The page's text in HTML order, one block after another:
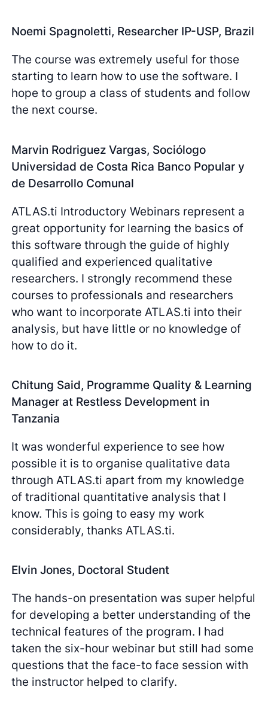
Noemi Spagnoletti, Researcher IP-USP, Brazil
The course was extremely useful for those
starting to learn how to use the software. I
hope to group a class of students and follow
the next course.
Marvin Rodriguez Vargas, Sociólogo
Universidad de Costa Rica Banco Popular y
de Desarrollo Comunal
ATLAS.ti Introductory Webinars represent a
great opportunity for learning the basics of
this software through the guide of highly
qualified and experienced qualitative
researchers. I strongly recommend these
courses to professionals and researchers
who want to incorporate ATLAS.ti into their
analysis, but have little or no knowledge of
how to do it.
Chitung Said, Programme Quality & Learning
Manager at Restless Development in
Tanzania
It was wonderful experience to see how
possible it is to organise qualitative data
through ATLAS.ti apart from my knowledge
of traditional quantitative analysis that I
know. This is going to easy my work
considerably, thanks ATLAS.ti.
Elvin Jones, Doctoral Student
The hands-on presentation was super helpful
for developing a better understanding of the
technical features of the program. I had
taken the six-hour webinar but still had some
questions that the face-to face session with
the instructor helped to clarify.